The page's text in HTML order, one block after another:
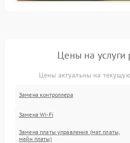
Цены на услуги
Цены актуальны на
Замена контроллера
Замена Wi-Fi
Замена платы управления (мат.платы,
мейн платы)